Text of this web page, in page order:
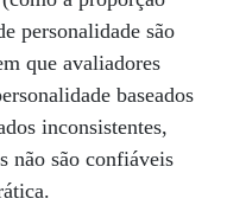
personalidade são
que avaliadores
baseados
inconsistentes,
não são confiáveis